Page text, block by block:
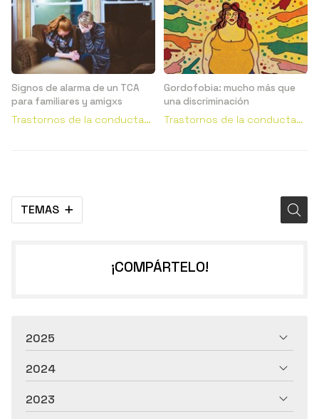
TEMAS
Signos de alarma de un TCA
para familiares y amigxs
Trastornos de la conducta
Gordofobia: mucho más que
una discriminación
Trastornos de la conducta
¡COMPÁRTELO!
2025
2024
2023